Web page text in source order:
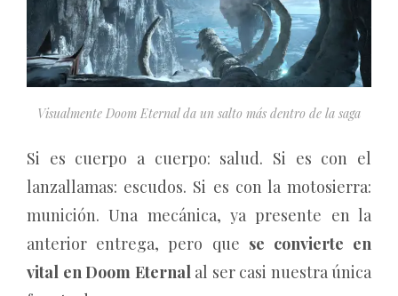
Visualmente Doom Eternal da un salto más dentro de la saga
Si es cuerpo a cuerpo: salud. Si es con el
lanzallamas: escudos. Si es con la motosierra:
munición. Una mecánica, ya presente en la
anterior entrega, pero que se convierte en
vital en Doom Eternalal ser casi nuestra única